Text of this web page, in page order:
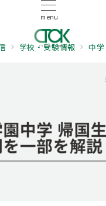
menu
学校・受験情報 中学